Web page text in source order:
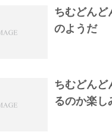
ちむどん
のようだ
ちむどん
るのか楽し